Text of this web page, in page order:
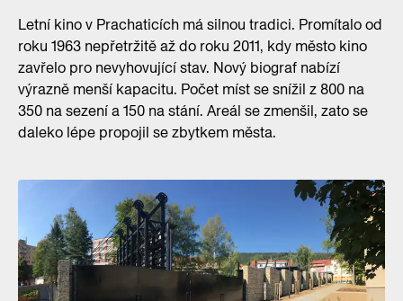
Letní kino v Prachaticích má silnou tradici. Promítalo od
roku 1963 nepřetržitě až do roku 2011, kdy město kino
zavřelo pro nevyhovující stav. Nový biograf nabízí
výrazně menší kapacitu. Počet míst se snížil z 800 na
350 na sezení a 150 na stání. Areál se zmenšil, zato se
daleko lépe propojil se zbytkem města.